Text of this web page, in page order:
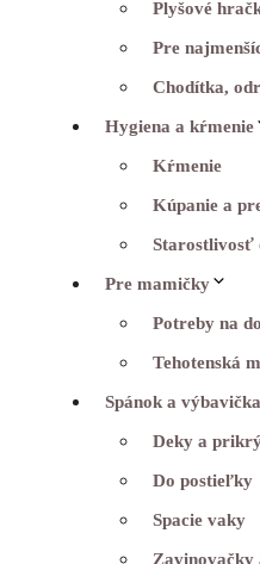
Plyšové
Pre
Chodítka,
Hygiena a kŕmenie
Kŕmenie
Kúpanie a
Starostlivosť
Pre mamičky
Potreby na
Tehotenská
Spánok a výbavička
Deky a
Do postieľky
Spacie vaky
Zavinovačky